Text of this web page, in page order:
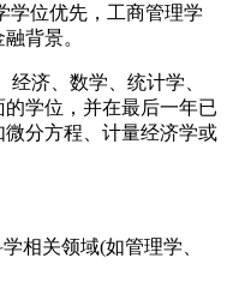
位优先，工商管理学
背景。
济、数学、统计学、
学位，并在最后一年已
分方程、计量经济学或
相关领域(如管理学、